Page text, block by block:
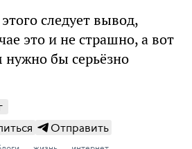
следует вывод,
это и не страшно, а вот
бы серьёзно
Отправить